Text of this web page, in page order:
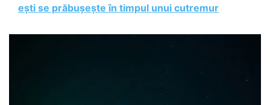
ești se prăbușește în timpul unui cutremur